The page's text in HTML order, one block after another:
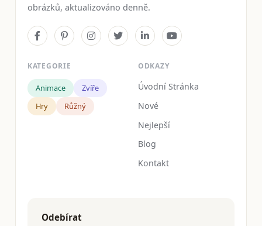
obrázků, aktualizováno denně.
KATEGORIE
Animace
Zvíře
Hry
Růžný
ODKAZY
Úvodní Stránka
Nové
Nejlepší
Blog
Kontakt
Odebírat